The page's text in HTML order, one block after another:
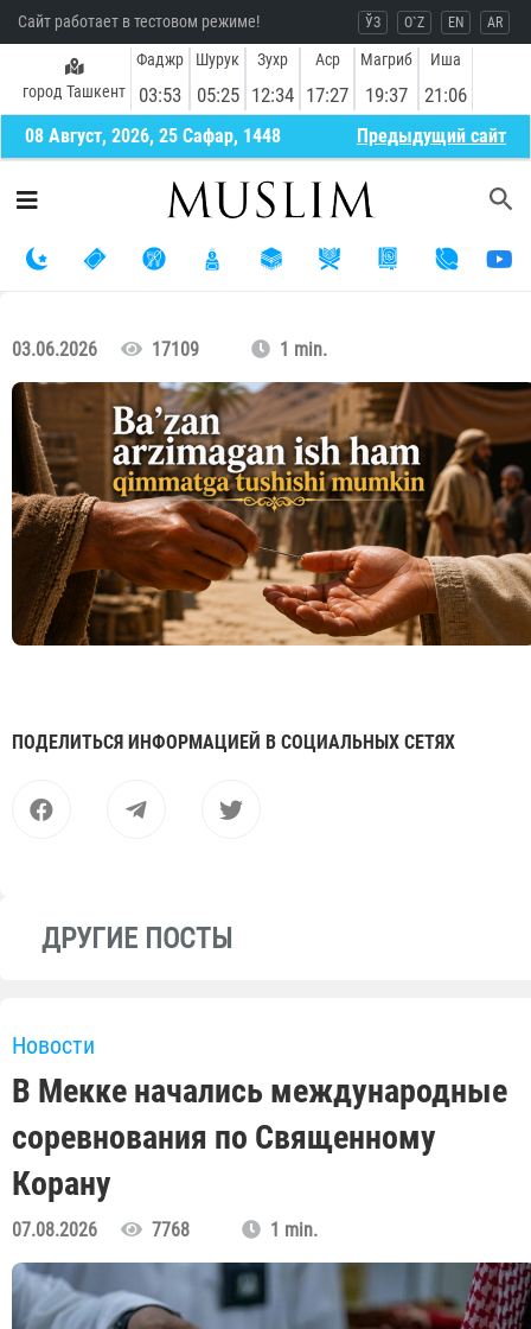
Сайт работает в тестовом режиме! ЎЗ O`Z EN AR
город Ташкент
Фаджр
03:53
Шурук
05:25
Зухр
12:34
Аср
17:27
Магриб
19:37
Иша
21:06
08 Август, 2026, 25 Сафар, 1448 Предыдущий сайт
03.06.2026 17109 1 min.
ПОДЕЛИТЬСЯ ИНФОРМАЦИЕЙ В СОЦИАЛЬНЫХ СЕТЯХ
ДРУГИЕ ПОСТЫ
Новости
В Мекке начались международные
соревнования по Священному
Корану
07.08.2026 7768 1 min.